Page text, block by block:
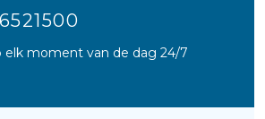
elk moment van de dag 24/7